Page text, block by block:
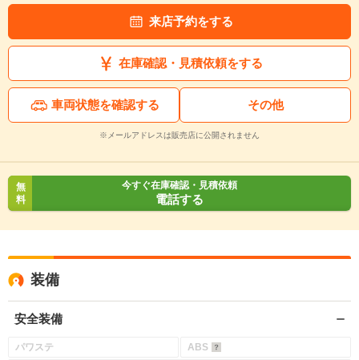
来店予約をする
在庫確認・見積依頼をする
車両状態を確認する その他
※メールアドレスは販売店に公開されません
無
料
今すぐ在庫確認・見積依頼
電話する
装備
安全装備
パワステ
ABS